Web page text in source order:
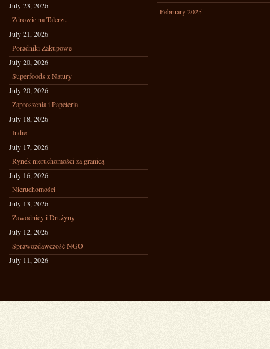
July 23, 2026
Zdrowie na Talerzu
July 21, 2026
Poradniki Zakupowe
July 20, 2026
Superfoods z Natury
July 20, 2026
Zaproszenia i Papeteria
July 18, 2026
Indie
July 17, 2026
Rynek nieruchomości za granicą
July 16, 2026
Nieruchomości
July 13, 2026
Zawodnicy i Drużyny
July 12, 2026
Sprawozdawczość NGO
July 11, 2026
February 2025